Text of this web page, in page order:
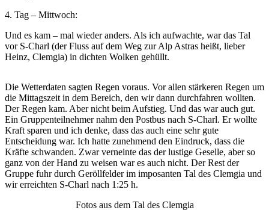
4. Tag – Mittwoch:
Und es kam – mal wieder anders. Als ich aufwachte, war das Tal
vor S-Charl (der Fluss auf dem Weg zur Alp Astras heißt, lieber
Heinz, Clemgia) in dichten Wolken gehüllt.
Die Wetterdaten sagten Regen voraus. Vor allen stärkeren Regen um
die Mittagszeit in dem Bereich, den wir dann durchfahren wollten.
Der Regen kam. Aber nicht beim Aufstieg. Und das war auch gut.
Ein Gruppenteilnehmer nahm den Postbus nach S-Charl. Er wollte
Kraft sparen und ich denke, dass das auch eine sehr gute
Entscheidung war. Ich hatte zunehmend den Eindruck, dass die
Kräfte schwanden. Zwar verneinte das der lustige Geselle, aber so
ganz von der Hand zu weisen war es auch nicht. Der Rest der
Gruppe fuhr durch Geröllfelder im imposanten Tal des Clemgia und
wir erreichten S-Charl nach 1:25 h.
Fotos aus dem Tal des Clemgia